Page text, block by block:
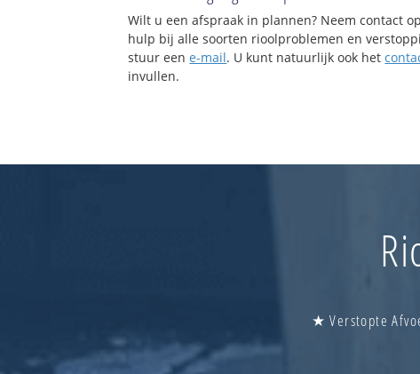
Wilt u een afspraak in plannen? Neem contact
hulp bij alle soorten rioolproblemen en
stuur eene-mail. U kunt natuurlijk ook het
invullen.
★ Verstopte